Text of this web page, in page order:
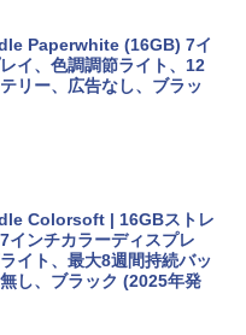
ブック：AIとApple Intell
インチLiquid Retinaディ
ユニファイドメモリ、1
ージ、12MPセンターフレ
限定】 HP ノートパソコ
ンチ 16GBメモリ 512GB
Core 5
ド】 ロブロックス | オン
対応|PC2台
ング入門シリーズ
辞典: 思い通りの絵を引き
イパー・カタログ: 本体ハ
Paperwhite (16GB) 7イ
イ、色調調節ライト、12
リー、広告なし、ブラッ
Colorsoft | 16GBストレ
インチカラーディスプレ
イト、最大8週間持続バッ
し、ブラック (2025年発